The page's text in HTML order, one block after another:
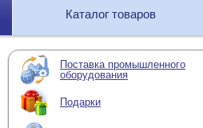
Каталог товаров
Поставка промышленного
оборудования
Подарки